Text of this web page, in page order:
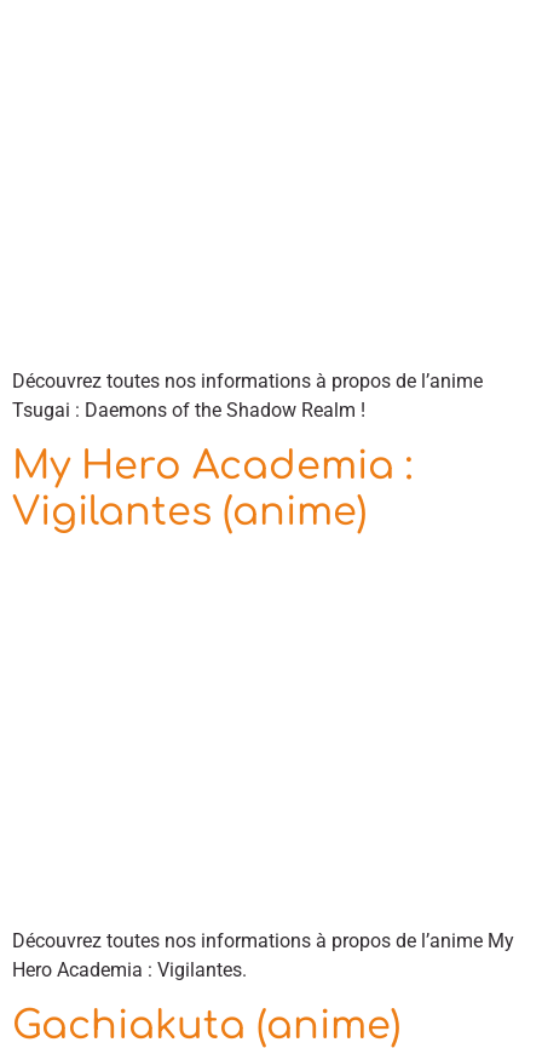
Découvrez toutes nos informations à propos de l’anime
Tsugai : Daemons of the Shadow Realm !
My Hero Academia :
Vigilantes (anime)
Découvrez toutes nos informations à propos de l’anime My
Hero Academia : Vigilantes.
Gachiakuta (anime)